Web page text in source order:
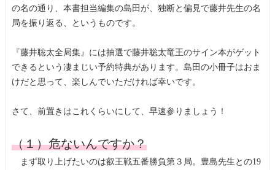
の名の通り、本書担当編集の島田が、独断と偏見で藤井先生の名
局を振り返る、というものです。
『藤井聡太全局集』には抽選で藤井聡太竜王のサイン本がゲット
できるという凄まじい予約特典があります。島田の小冊子はおま
けだと思って、楽しんでいただければ幸いです。
さて、前置きはこれくらいにして、早速参りましょう！
（１）危ないんですか？
まず取り上げたいのは叡王戦五番勝負第３局。豊島先生との19